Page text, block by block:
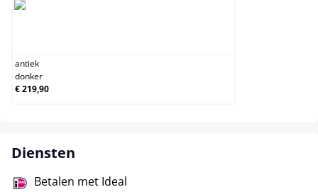
antiek
donker
€ 219,90
Diensten
Betalen met Ideal